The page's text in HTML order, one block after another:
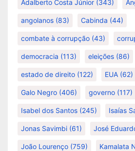
Adalberto Costa Júnior (343)
angolanos (83) Cabinda (44)
combate à corrupção (43)
democracia (113) eleições (86)
estado de direito (122) EUA (62)
Galo Negro (406) governo (117)
Isabel dos Santos (245) Isaías
Jonas Savimbi (61) José
João Lourenço (759) Kamalata